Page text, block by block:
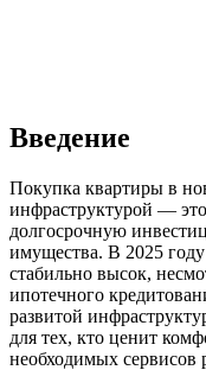
Введение
Покупка квартиры в
инфраструктурой —
долгосрочную
имущества. В 2025
стабильно высок,
ипотечного
развитой
для тех, кто ценит
необходимых сервисов